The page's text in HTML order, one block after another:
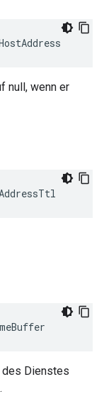
null, wenn er
Dienstes